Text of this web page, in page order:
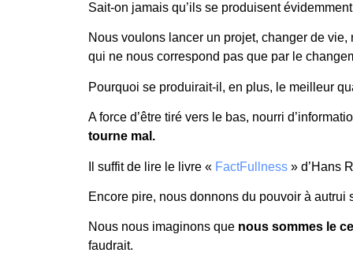
Sait-on jamais qu’ils se produisent
Nous voulons lancer un projet, changer de
qui ne nous correspond pas que par le
Pourquoi se produirait-il, en plus, le meilleur
A force d’être tiré vers le bas, nourri
tourne mal.
Il suffit de lire le livre « FactFullness » d’Hans
Encore pire, nous donnons du pouvoir à
Nous nous imaginons que nous sommes le
faudrait.